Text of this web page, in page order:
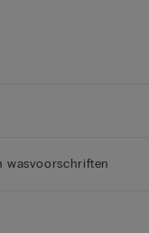
met een
wasvoorschriften